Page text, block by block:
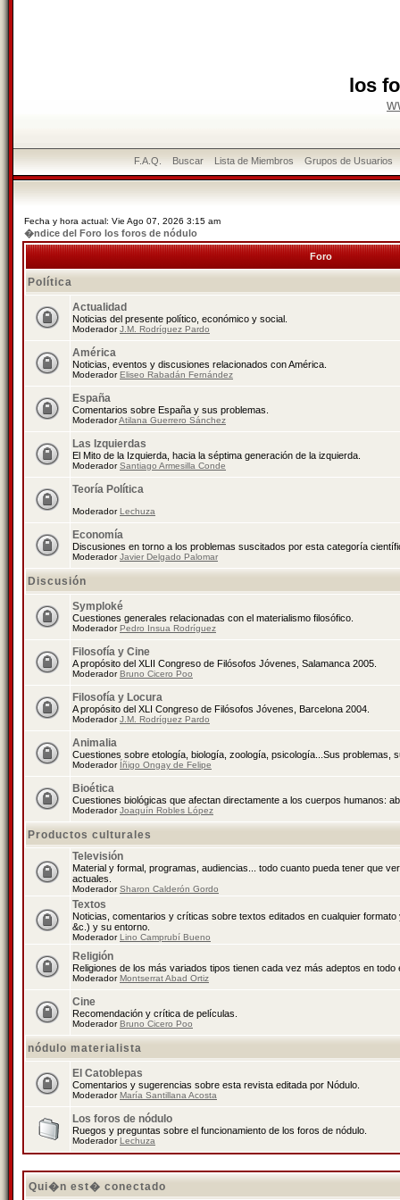
los
F.A.Q. Buscar Lista de Miembros Grupos de Usuarios
Fecha y hora actual: Vie Ago 07, 2026 3:15 am
�ndice del Foro los foros de nódulo
Foro
Política
Actualidad
Noticias del presente político, económico y social.
ModeradorJ.M. Rodríguez Pardo
América
Noticias, eventos y discusiones relacionados con América.
ModeradorEliseo Rabadán Fernández
España
Comentarios sobre España y sus problemas.
ModeradorAtilana Guerrero Sánchez
Las Izquierdas
El Mito de la Izquierda, hacia la séptima generación de la izquierda.
ModeradorSantiago Armesilla Conde
Teoría Política
ModeradorLechuza
Economía
Discusiones en torno a los problemas suscitados por esta categoría
ModeradorJavier Delgado Palomar
Discusión
Symploké
Cuestiones generales relacionadas con el materialismo filosófico.
ModeradorPedro Insua Rodríguez
Filosofía y Cine
A propósito del XLII Congreso de Filósofos Jóvenes, Salamanca 2005.
ModeradorBruno Cicero Poo
Filosofía y Locura
A propósito del XLI Congreso de Filósofos Jóvenes, Barcelona 2004.
ModeradorJ.M. Rodríguez Pardo
Animalia
Cuestiones sobre etología, biología, zoología, psicología...Sus problemas,
Moderador Íñigo Ongay de Felipe
Bioética
Cuestiones biológicas que afectan directamente a los cuerpos humanos:
ModeradorJoaquín Robles López
Productos culturales
Televisión
Material y formal, programas, audiencias... todo cuanto pueda tener que
actuales.
ModeradorSharon Calderón Gordo
Textos
Noticias, comentarios y críticas sobre textos editados en cualquier
&c.) y su entorno.
ModeradorLino Camprubí Bueno
Religión
Religiones de los más variados tipos tienen cada vez más adeptos en todo
ModeradorMontserrat Abad Ortiz
Cine
Recomendación y crítica de películas.
ModeradorBruno Cicero Poo
nódulo materialista
El Catoblepas
Comentarios y sugerencias sobre esta revista editada por Nódulo.
ModeradorMaría Santillana Acosta
Los foros de nódulo
Ruegos y preguntas sobre el funcionamiento de los foros de nódulo.
ModeradorLechuza
Qui�n est� conectado